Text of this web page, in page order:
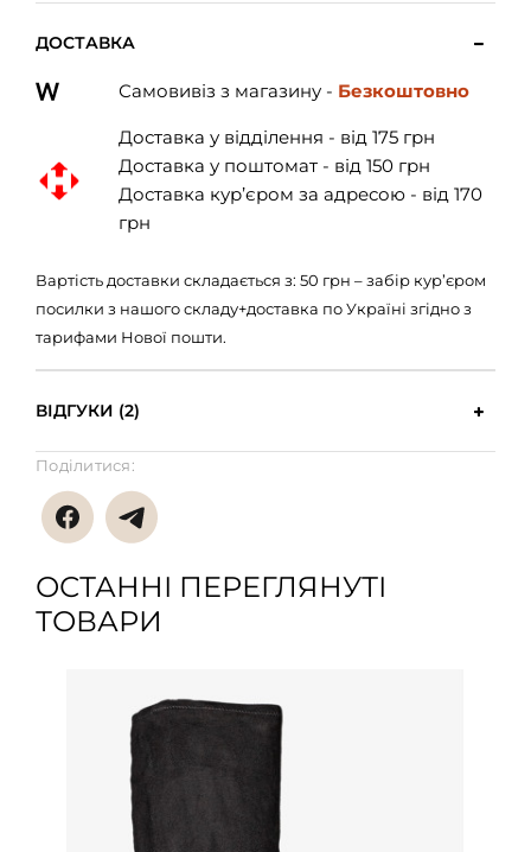
ДОСТАВКА
Самовивіз з магазину - Безкоштовно
Доставка у відділення - від 175 грн
Доставка у поштомат - від 150 грн
Доставка кур’єром за адресою - від 170
грн
Вартість доставки складається з: 50 грн – забір кур’єром
посилки з нашого складу+доставка по Україні згідно з
тарифами Нової пошти.
ВІДГУКИ (2)
Поділитися:
ОСТАННІ ПЕРЕГЛЯНУТІ
ТОВАРИ